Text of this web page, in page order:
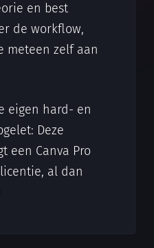
en best
de workflow,
meteen zelf aan
eigen hard- en
Deze
een Canva Pro
al dan